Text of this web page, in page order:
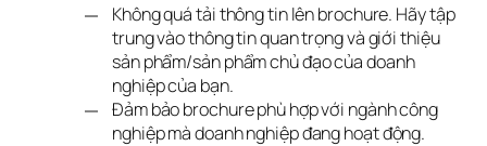
Không quá tải thông tin lên brochure. Hãy tập
trung vào thông tin quan trọng và giới thiệu
sản phẩm/sản phẩm chủ đạo của doanh
nghiệp của bạn.
Đảm bảo brochure phù hợp với ngành công
nghiệp mà doanh nghiệp đang hoạt động.